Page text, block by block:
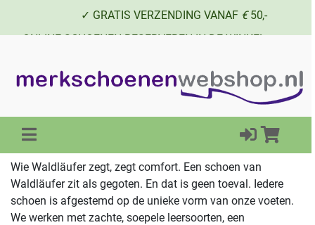
✓ GRATIS VERZENDING VANAF €50,-
✓ ONLINE SCHOENEN RESERVEREN IN DE WINKEL
Wie Waldläufer zegt, zegt comfort. Een schoen van
Waldläufer zit als gegoten. En dat is geen toeval. Iedere
schoen is afgestemd op de unieke vorm van onze voeten.
We werken met zachte, soepele leersoorten, een